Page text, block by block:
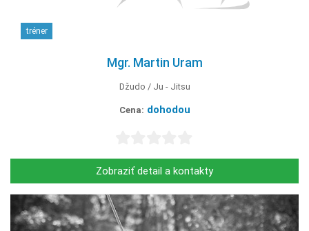
tréner
Mgr. Martin Uram
Džudo Ju - Jitsu
Cena: dohodou
Zobraziť detail a kontakty